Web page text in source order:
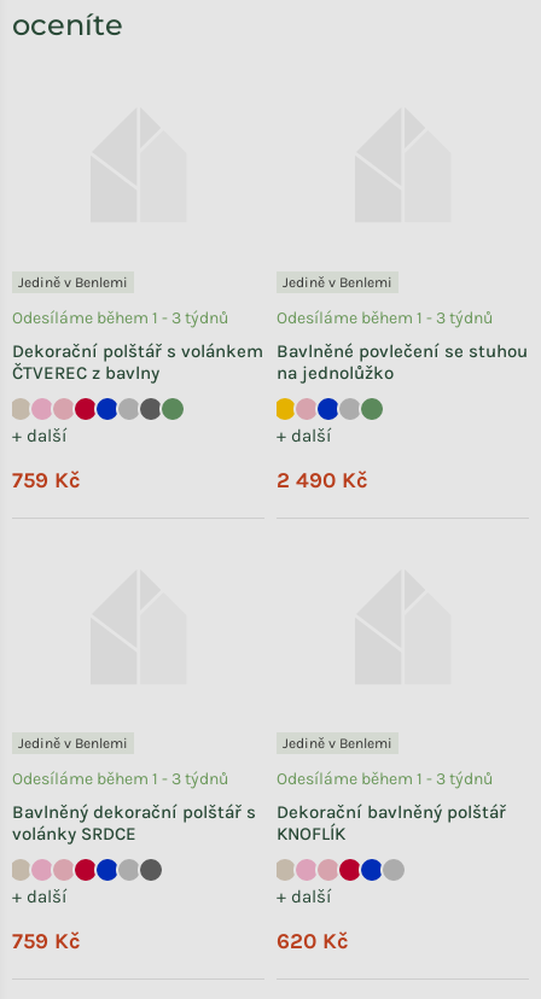
oceníte
Jedině v Benlemi
Dekorační polštář s volánkem
ČTVEREC z bavlny
+ další
Odesíláme během 1 - 3 týdnů
759 Kč
Jedině v Benlemi
Bavlněné povlečení se stuhou
na jednolůžko
+ další
Odesíláme během 1 - 3 týdnů
2 490 Kč
Jedině v Benlemi
Bavlněný dekorační polštář s
volánky SRDCE
+ další
Odesíláme během 1 - 3 týdnů
759 Kč
Jedině v Benlemi
Dekorační bavlněný polštář
KNOFLÍK
+ další
Odesíláme během 1 - 3 týdnů
620 Kč